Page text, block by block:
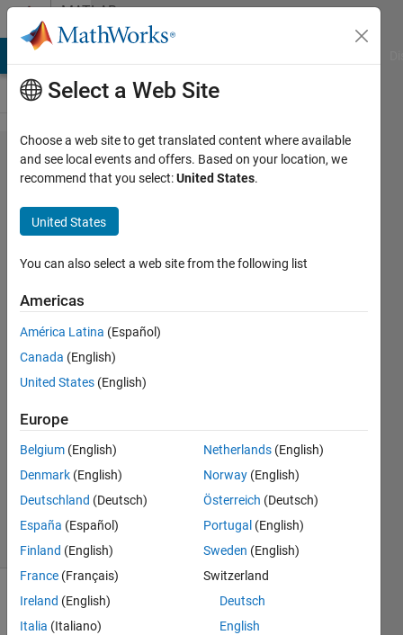
Skip to contentMATLAB
Answers
イメー
ジを扱
ったの
for文
につい
て
田
5 Oct
1 Answer
Answer
Updated
5 Oct 2021
3 Views
(30 days)
Select a Web Site
Choose a web site to get translated content where available
and see local events and offers. Based on your location, we
recommend that you select:United States.
United States
You can also select a web site from the following list
Americas
América Latina (Español)
Canada (English)
United States (English)
Europe
Belgium (English)
Denmark (English)
Deutschland (Deutsch)
España (Español)
Finland (English)
France (Français)
Ireland (English)
Italia (Italiano)
Netherlands (English)
Norway (English)
Österreich (Deutsch)
Portugal (English)
Sweden (English)
Switzerland
Deutsch
English